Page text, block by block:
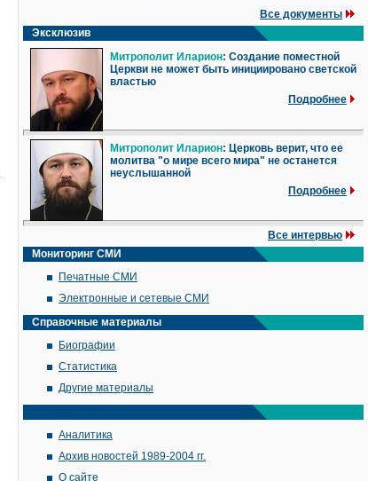
Все документы
Эксклюзив
Митрополит Иларион: Создание поместной
Церкви не может быть инициировано светской
властью
Подробнее
Митрополит Иларион: Церковь верит, что ее
молитва "о мире всего мира" не останется
неуслышанной
Подробнее
Все интервью
Мониторинг СМИ
Печатные СМИ
Электронные и сетевые СМИ
Справочные материалы
Биографии
Статистика
Другие материалы
Аналитика
Архив новостей 1989-2004 гг.
О сайте